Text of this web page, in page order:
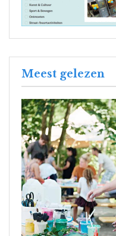
Meest gelezen